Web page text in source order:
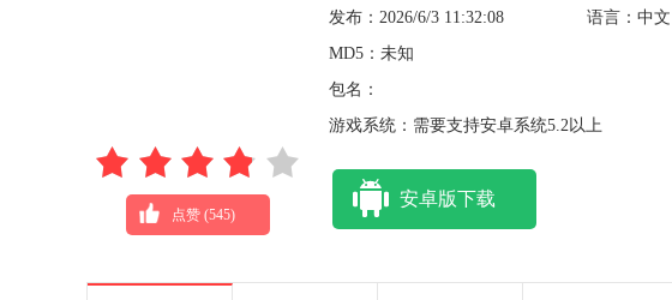
点赞 (545)
发布：2026/6/3 11:32:08
语言：中文
MD5：未知
包名：
游戏系统：需要支持安卓系统5.2以上
安卓版下载